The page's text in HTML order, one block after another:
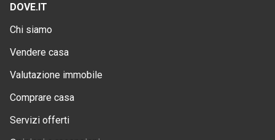
DOVE.IT
Chi siamo
Vendere casa
Valutazione immobile
Comprare casa
Servizi offerti